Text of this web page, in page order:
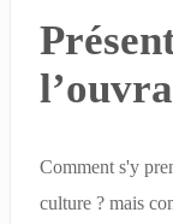
Comment s'y
culture ? mais